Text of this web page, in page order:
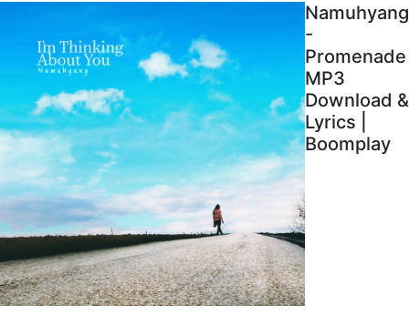
Namuhyang
-
Promenade
MP3
Download &
Lyrics |
Boomplay